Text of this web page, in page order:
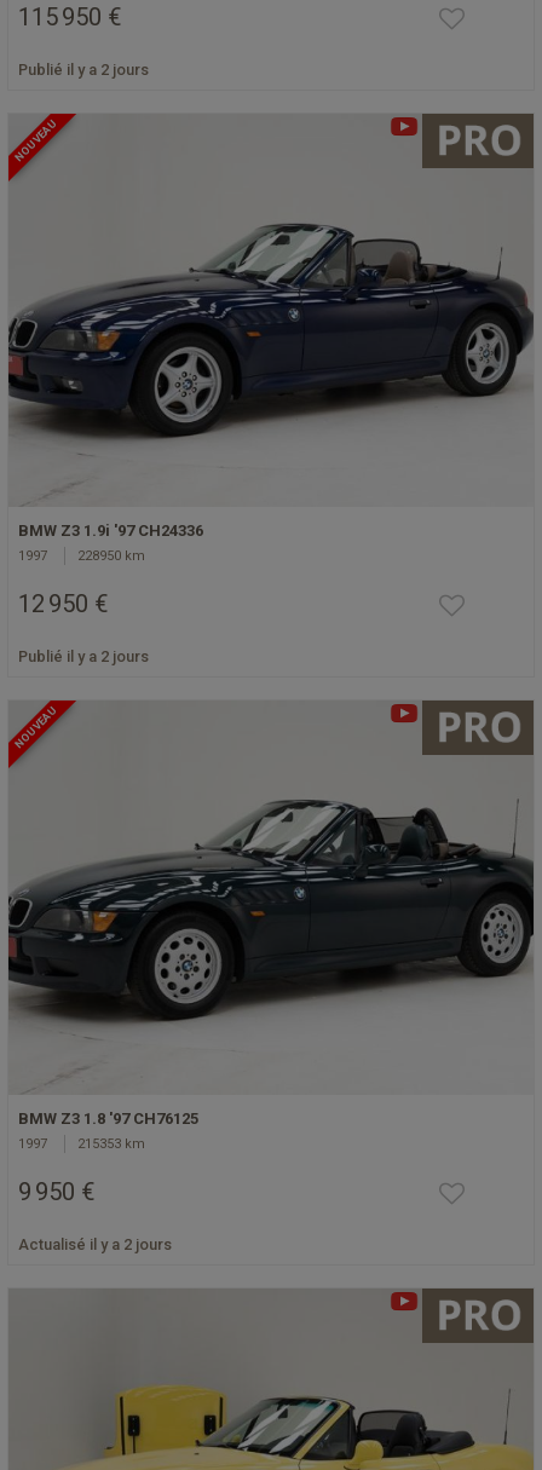
115 950 €
Publié il y a 2 jours
NOUVEAU
BMW Z3 1.9i '97 CH24336
1997 228950 km
12 950 €
Publié il y a 2 jours
NOUVEAU
BMW Z3 1.8 '97 CH76125
1997 215353 km
9 950 €
Actualisé il y a 2 jours